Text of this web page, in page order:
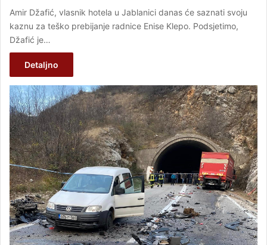
Amir Džafić, vlasnik hotela u Jablanici danas će saznati svoju
kaznu za teško prebijanje radnice Enise Klepo. Podsjetimo,
Džafić je…
Detaljno